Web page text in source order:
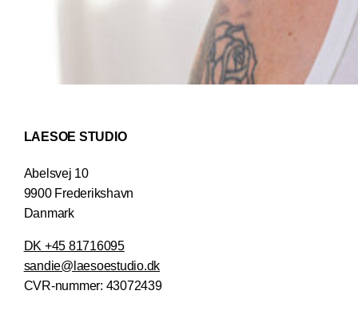
LAESOE STUDIO
Abelsvej 10
9900 Frederikshavn
Danmark
DK +45 81716095
sandie@laesoestudio.dk
CVR-nummer: 43072439